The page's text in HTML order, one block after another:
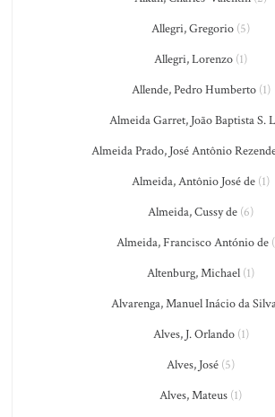
Allegri, Gregorio (5)
Allegri, Lorenzo (1)
Allende, Pedro Humberto(1)
Almeida Garret, João Baptista S.
Almeida Prado, José Antônio
Almeida, Antônio José de (1)
Almeida, Cussy de (6)
Almeida, Francisco António de
Altenburg, Michael (1)
Alvarenga, Manuel Inácio da
Alves, J. Orlando(1)
Alves, José (5)
Alves, Mateus (1)